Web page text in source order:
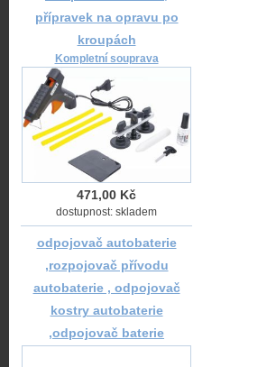
přípravek na opravu po
kroupách
Kompletní souprava
471,00 Kč
dostupnost: skladem
odpojovač autobaterie
,rozpojovač přívodu
autobaterie , odpojovač
kostry autobaterie
,odpojovač baterie